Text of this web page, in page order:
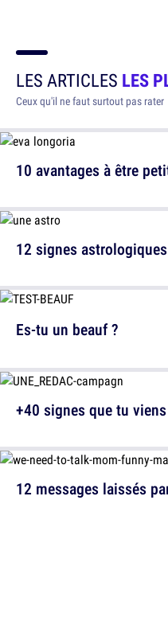
LES ARTICLES LES
Ceux qu'il ne faut surtout pas rater
10 avantages à être
12 signes
12 messages laissés
Es-tu un beauf ?
+40 signes que tu